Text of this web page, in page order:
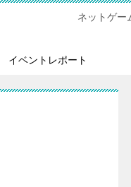
ネットゲー
イベントレポート